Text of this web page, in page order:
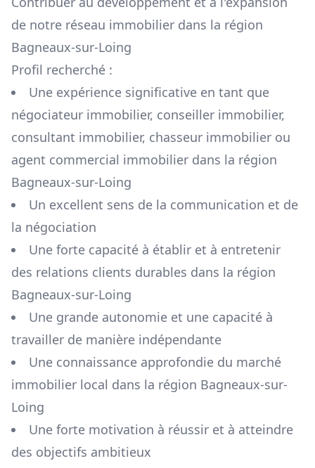
de notre réseau immobilier dans la région
Bagneaux-sur-Loing
Profil recherché :
Une expérience significative en tant que
négociateur immobilier, conseiller immobilier,
consultant immobilier, chasseur immobilier ou
agent commercial immobilier dans la région
Bagneaux-sur-Loing
Un excellent sens de la communication et de
la négociation
Une forte capacité à établir et à entretenir
des relations clients durables dans la région
Bagneaux-sur-Loing
Une grande autonomie et une capacité à
travailler de manière indépendante
Une connaissance approfondie du marché
immobilier local dans la région Bagneaux-sur-
Loing
Une forte motivation à réussir et à atteindre
des objectifs ambitieux